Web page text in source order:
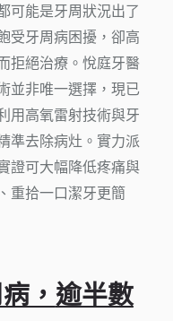
可能是牙周狀況出了
受牙周病困擾，卻高
拒絕治療。悅庭牙醫
並非唯一選擇，現已
用高氧雷射技術與牙
準去除病灶。實力派
證可大幅降低疼痛與
重拾一口潔牙更簡
， 逾半數